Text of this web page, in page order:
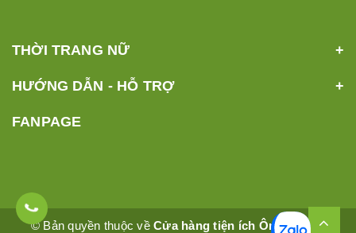
THỜI TRANG NỮ
HƯỚNG DẪN - HỖ TRỢ
FANPAGE
© Bản quyền thuộc vềCửa hàng tiện ích Ômêly Mart